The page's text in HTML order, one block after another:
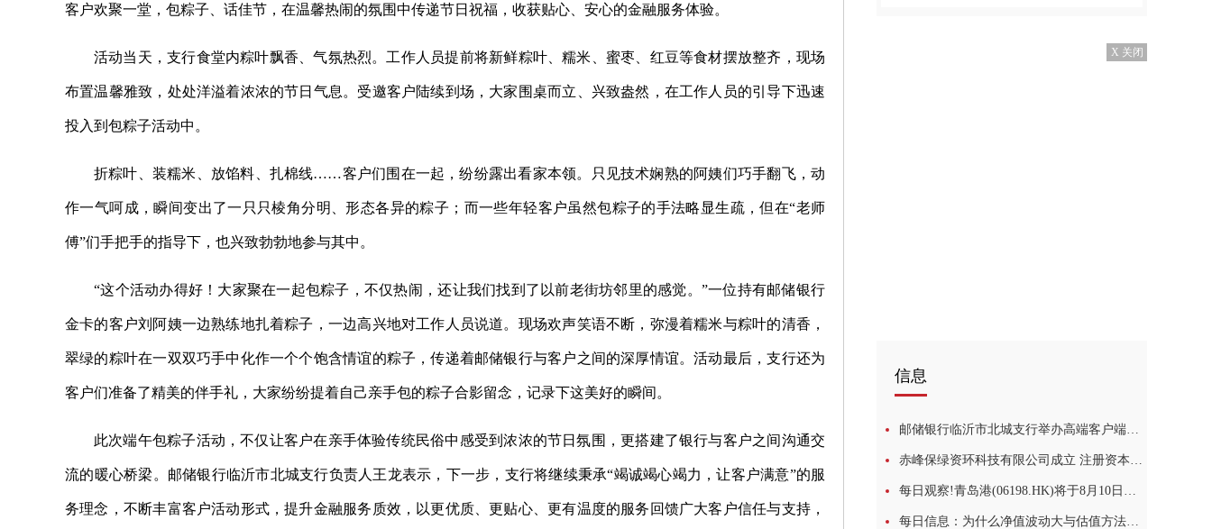
客户欢聚一堂，包粽子、话佳节，在温馨热闹的氛围中传递节日祝福，收获贴心、安心的金融服务体验。
活动当天，支行食堂内粽叶飘香、气氛热烈。工作人员提前将新鲜粽叶、糯米、蜜枣、红豆等食材摆放整齐，现场
布置温馨雅致，处处洋溢着浓浓的节日气息。受邀客户陆续到场，大家围桌而立、兴致盎然，在工作人员的引导下迅速
投入到包粽子活动中。
折粽叶、装糯米、放馅料、扎棉线……客户们围在一起，纷纷露出看家本领。只见技术娴熟的阿姨们巧手翻飞，动
作一气呵成，瞬间变出了一只只棱角分明、形态各异的粽子；而一些年轻客户虽然包粽子的手法略显生疏，但在“老师
傅”们手把手的指导下，也兴致勃勃地参与其中。
“这个活动办得好！大家聚在一起包粽子，不仅热闹，还让我们找到了以前老街坊邻里的感觉。”一位持有邮储银行
金卡的客户刘阿姨一边熟练地扎着粽子，一边高兴地对工作人员说道。现场欢声笑语不断，弥漫着糯米与粽叶的清香，
翠绿的粽叶在一双双巧手中化作一个个饱含情谊的粽子，传递着邮储银行与客户之间的深厚情谊。活动最后，支行还为
客户们准备了精美的伴手礼，大家纷纷提着自己亲手包的粽子合影留念，记录下这美好的瞬间。
此次端午包粽子活动，不仅让客户在亲手体验传统民俗中感受到浓浓的节日氛围，更搭建了银行与客户之间沟通交
流的暖心桥梁。邮储银行临沂市北城支行负责人王龙表示，下一步，支行将继续秉承“竭诚竭心竭力，让客户满意”的服
务理念，不断丰富客户活动形式，提升金融服务质效，以更优质、更贴心、更有温度的服务回馈广大客户信任与支持，
X 关闭
信息
邮储银行临沂市北城支行举办高端客户端午包粽子联谊活动
赤峰保绿资环科技有限公司成立 注册资本3000万人民币
每日观察!青岛港(06198.HK)将于8月10日派发末期股息每10股1.988元
每日信息：为什么净值波动大与估值方法有关？